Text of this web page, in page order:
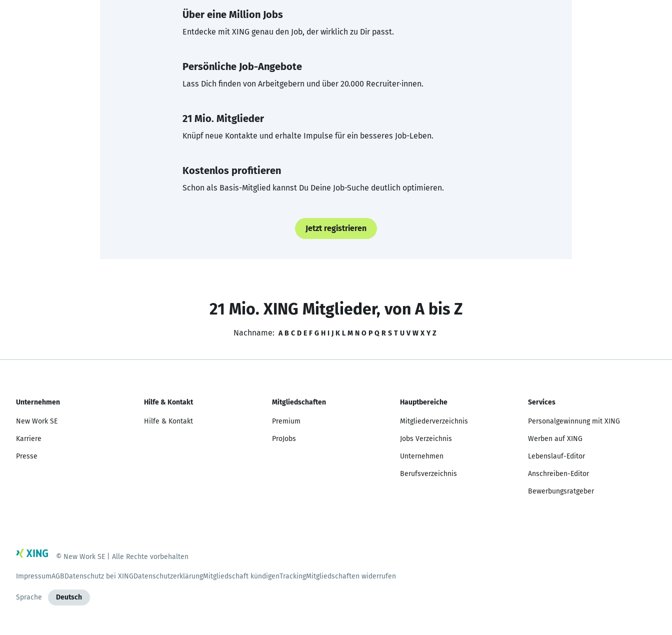
Über eine Million Jobs
Entdecke mit XING genau den Job, der wirklich zu Dir passt.
Persönliche Job-Angebote
Lass Dich finden von Arbeitgebern und über 20.000 Recruiter·innen.
21 Mio. Mitglieder
Knüpf neue Kontakte und erhalte Impulse für ein besseres Job-Leben.
Kostenlos profitieren
Schon als Basis-Mitglied kannst Du Deine Job-Suche deutlich optimieren.
Jetzt registrieren
21 Mio. XING Mitglieder, von A bis Z
Nachname: A B C D E F G H I J K L M N O P Q R S T U V W X Y Z
Unternehmen
New Work SE
Karriere
Presse
Hilfe & Kontakt
Hilfe & Kontakt
Mitgliedschaften
Premium
ProJobs
Hauptbereiche
Mitgliederverzeichnis
Jobs Verzeichnis
Unternehmen
Berufsverzeichnis
Services
Personalgewinnung mit XING
Werben auf XING
Lebenslauf-Editor
Anschreiben-Editor
Bewerbungsratgeber
© New Work SE | Alle Rechte vorbehalten
ImpressumAGBDatenschutz bei XINGDatenschutzerklärungMitgliedschaft kündigenTrackingMitgliedschaften widerrufen
Sprache Deutsch